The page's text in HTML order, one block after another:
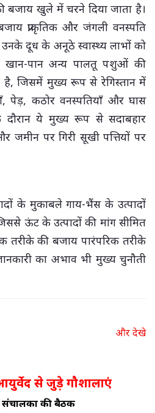
खुले में चरने दिया जाता है।
प्राकृतिक और जंगली वनस्पति
दूध के अनूठे स्वास्थ्य लाभों को
खान-पान अन्य पालतू पशुओं की
है, जिसमें मुख्य रूप से रेगिस्तान में
पेड़, कठोर वनस्पतियाँ और घास
ये मुख्य रूप से सदाबहार
जमीन पर गिरी सूखी पत्तियों पर
के मुकाबले गाय-भैंस के उत्पादों
ऊंट के उत्पादों की मांग सीमित
तरीके की बजाय पारंपरिक तरीके
का अभाव भी मुख्य चुनौती
और देखे
से जुड़े गौशालाएं
संचालकों की बैठक